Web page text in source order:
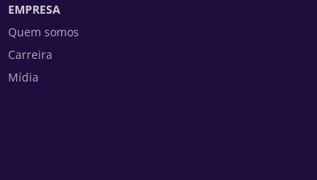
EMPRESA
Quem somos
Carreira
Mídia